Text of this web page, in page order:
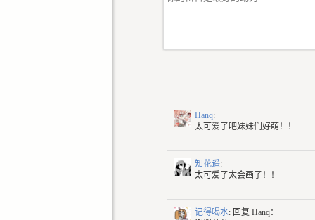
Hanq:
太可爱了吧妹妹们好萌！！
知花遥:
太可爱了太会画了！！
记得喝水: 回复 Hanq：